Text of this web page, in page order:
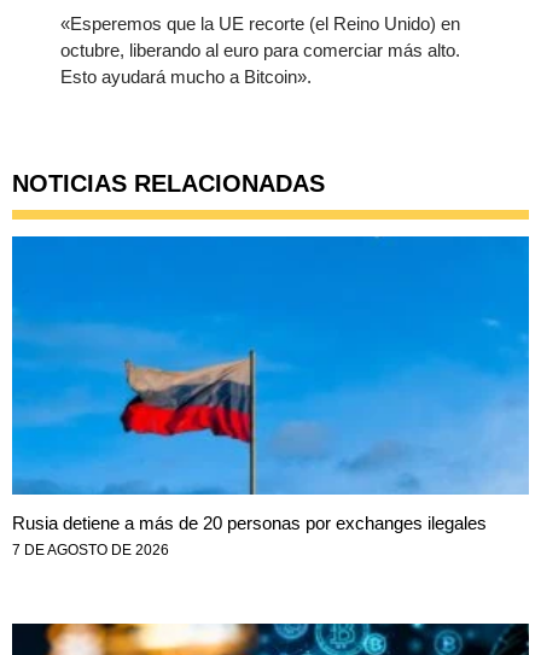
«Esperemos que la UE recorte (el Reino Unido) en
octubre, liberando al euro para comerciar más alto.
Esto ayudará mucho a Bitcoin».
NOTICIAS RELACIONADAS
Rusia detiene a más de 20 personas por exchanges ilegales
7 DE AGOSTO DE 2026